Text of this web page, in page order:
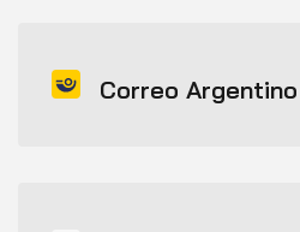
Correo Argentino